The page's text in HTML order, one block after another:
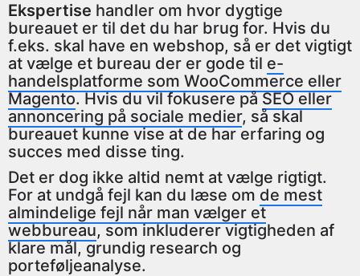
Ekspertise handler om hvor dygtige
bureauet er til det du har brug for. Hvis du
f.eks. skal have en webshop, så er det vigtigt
at vælge et bureau der er gode til e-
handelsplatforme som WooCommerce eller
Magento. Hvis du vil fokusere påSEO eller
annoncering på sociale medier, så skal
bureauet kunne vise at de har erfaring og
succes med disse ting.
Det er dog ikke altid nemt at vælge rigtigt.
For at undgå fejl kan du læse om de mest
almindelige fejl når man vælger et
webbureau, som inkluderer vigtigheden af
klare mål, grundig research og
porteføljeanalyse.